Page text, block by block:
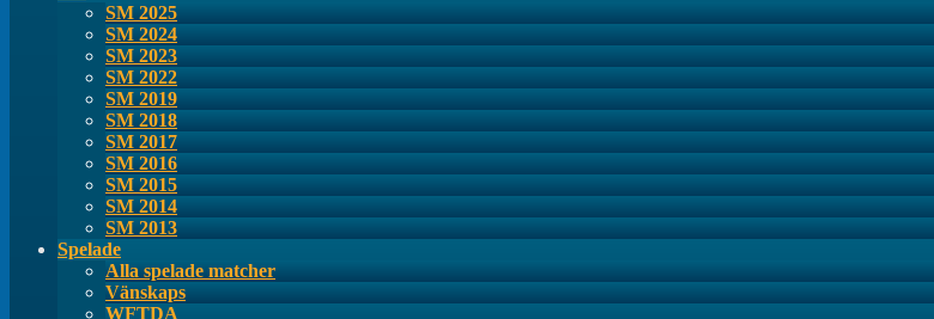
SM 2025
SM 2024
SM 2023
SM 2022
SM 2019
SM 2018
SM 2017
SM 2016
SM 2015
SM 2014
SM 2013
Spelade
Alla spelade matcher
Vänskaps
WFTDA